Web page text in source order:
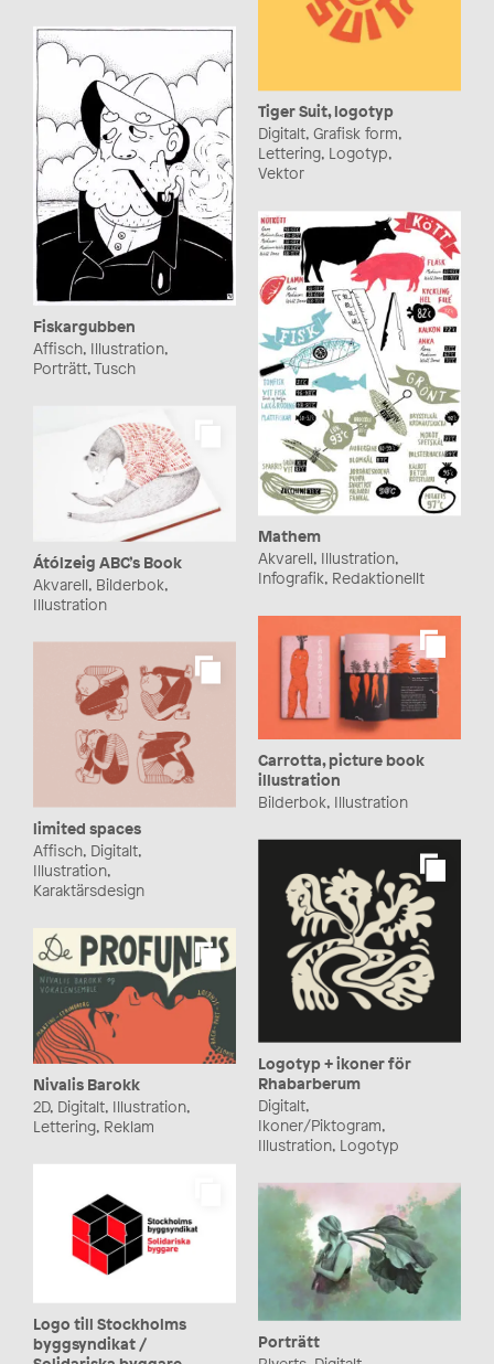
Tiger Suit, logotyp
Digitalt, Grafisk form,
Lettering, Logotyp,
Vektor
Fiskargubben
Affisch, Illustration,
Porträtt, Tusch
Mathem
Akvarell, Illustration,
Infografik, Redaktionellt
Átólzeig ABC’s Book
Akvarell, Bilderbok,
Illustration
Carrotta, picture book
illustration
Bilderbok, Illustration
limited spaces
Affisch, Digitalt,
Illustration,
Karaktärsdesign
Logotyp + ikoner för
Rhabarberum
Digitalt,
Ikoner/Piktogram,
Illustration, Logotyp
Nivalis Barokk
2D, Digitalt, Illustration,
Lettering, Reklam
Logo till Stockholms
byggsyndikat /
Porträtt